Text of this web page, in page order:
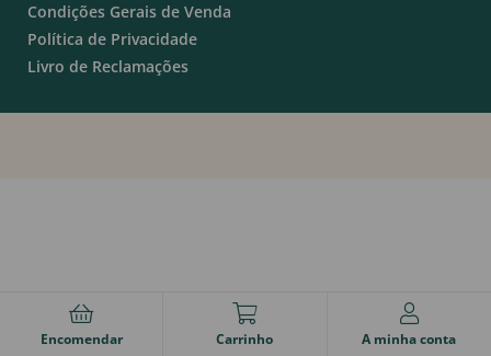
Condições Gerais de Venda
Política de Privacidade
Livro de Reclamações
Encomendar Carrinho A minha conta